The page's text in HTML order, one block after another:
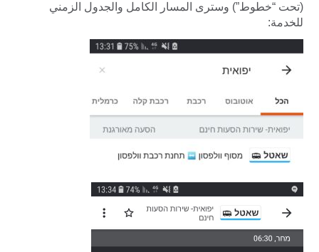
(تحت “خطوط”) وسترى المسار الكامل والجدول الزمني
للخدمة: